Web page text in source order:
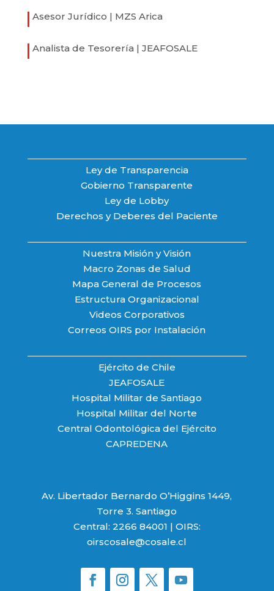
Asesor Jurídico | MZS Arica
Analista de Tesorería | JEAFOSALE
Ley de Transparencia
Gobierno Transparente
Ley de Lobby
Derechos y Deberes del Paciente
Nuestra Misión y Visión
Macro Zonas de Salud
Mapa General de Procesos
Estructura Organizacional
Videos Corporativos
Correos OIRS por Instalación
Ejército de Chile
JEAFOSALE
Hospital Militar de Santiago
Hospital Militar del Norte
Central Odontológica del Ejército
CAPREDENA
Av. Libertador Bernardo O’Higgins 1449,
Torre 3. Santiago
Central: 2266 84001 | OIRS:
oirscosale@cosale.cl